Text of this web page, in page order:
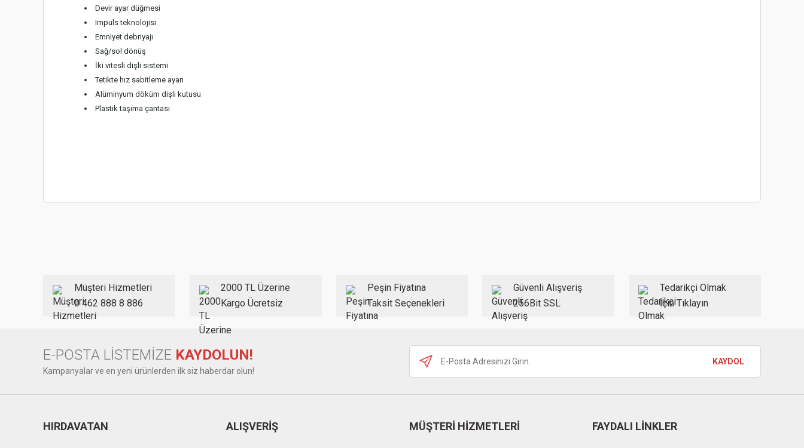
Devir ayar düğmesi
Impuls teknolojisi
Emniyet debriyajı
Sağ/sol dönüş
İki vitesli dişli sistemi
Tetikte hız sabitleme ayarı
Alüminyum döküm dişli kutusu
Plastik taşıma çantası
Ürün bilgilerinde hatalar bulunuyor.
Ürün fiyatı diğer sitelerden daha pahalı.
Bu ürüne benzer farklı alternatifler olmalı.
Gönder
Müşteri Hizmetleri
0 462 888 8 886
2000 TL Üzerine
Kargo Ücretsiz
Peşin Fiyatına
Taksit Seçenekleri
Güvenli Alışveriş
256Bit SSL
Tedarikçi Olmak
İçin Tıklayın
E-POSTA LİSTEMİZE KAYDOLUN!
Kampanyalar ve en yeni ürünlerden ilk siz haberdar olun!
KAYDOL
HIRDAVATAN ALIŞVERİŞ MÜŞTERİ HİZMETLERİ FAYDALI LİNKLER